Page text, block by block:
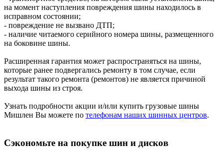
на момент наступления повреждения шины находилось в
исправном состоянии;
- повреждение не вызвано ДТП;
- наличие читаемого серийного номера шины, размещенного
на боковине шины.
Расширенная гарантия может распространяться на шины,
которые ранее подвергались ремонту в том случае, если
результат такого ремонта (ремонтов) не является причиной
выхода шины из строя.
Узнать подробности акции и/или купить грузовые шины
Мишлен Вы можете по телефонам наших шинных центров.
Сэкономьте на покупке шин и дисков